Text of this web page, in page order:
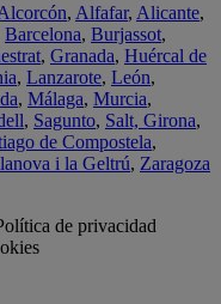
, Alfafar, Alicante,
Barcelona, Burjassot,
, Granada, Huércal de
, Lanzarote, León,
, Málaga, Murcia,
, Sagunto, Salt, Girona,
de Compostela,
i la Geltrú, Zaragoza
de privacidad